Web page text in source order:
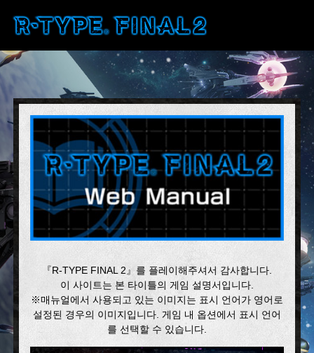
『R-TYPE FINAL 2』를 플레이해주셔서 감사합니다.
이 사이트는 본 타이틀의 게임 설명서입니다.
※매뉴얼에서 사용되고 있는 이미지는 표시 언어가 영어로
설정된 경우의 이미지입니다. 게임 내 옵션에서 표시 언어
를 선택할 수 있습니다.